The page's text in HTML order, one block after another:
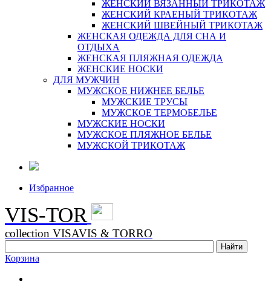
ЖЕНСКИЙ ВЯЗАННЫЙ ТРИКОТАЖ
ЖЕНСКИЙ КРАЕНЫЙ ТРИКОТАЖ
ЖЕНСКИЙ ШВЕЙНЫЙ ТРИКОТАЖ
ЖЕНСКАЯ ОДЕЖДА ДЛЯ СНА И
ОТДЫХА
ЖЕНСКАЯ ПЛЯЖНАЯ ОДЕЖДА
ЖЕНСКИЕ НОСКИ
ДЛЯ МУЖЧИН
МУЖСКОЕ НИЖНЕЕ БЕЛЬЕ
МУЖСКИЕ ТРУСЫ
МУЖСКОЕ ТЕРМОБЕЛЬЕ
МУЖСКИЕ НОСКИ
МУЖСКОЕ ПЛЯЖНОЕ БЕЛЬЕ
МУЖСКОЙ ТРИКОТАЖ
Избранное
VIS-TOR
collection VISAVIS & TORRO
Корзина